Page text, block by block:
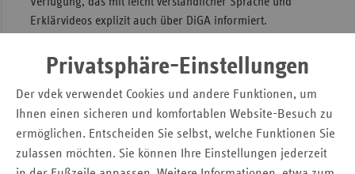
Privatsphäre-Einstellungen
Der vdek verwendet Cookies und andere Funktionen, um
Ihnen einen sicheren und komfortablen Website-Besuch zu
ermöglichen. Entscheiden Sie selbst, welche Funktionen Sie
zulassen möchten. Sie können Ihre Einstellungen jederzeit
Erklärvideos explizit auch über DiGA informiert.
Mehr Transparenz
Weiterhin setzen sich die Ersatzkassen für eine stärkere
Beteiligung der Selbstverwaltung im Zulassungsprozess
der DiGA ein. Bislang sind Entscheidungen über
Zulassungen und Streichungen von DiGA wenig
transparent, denn das Bundesinstitut für Arzneimittel und